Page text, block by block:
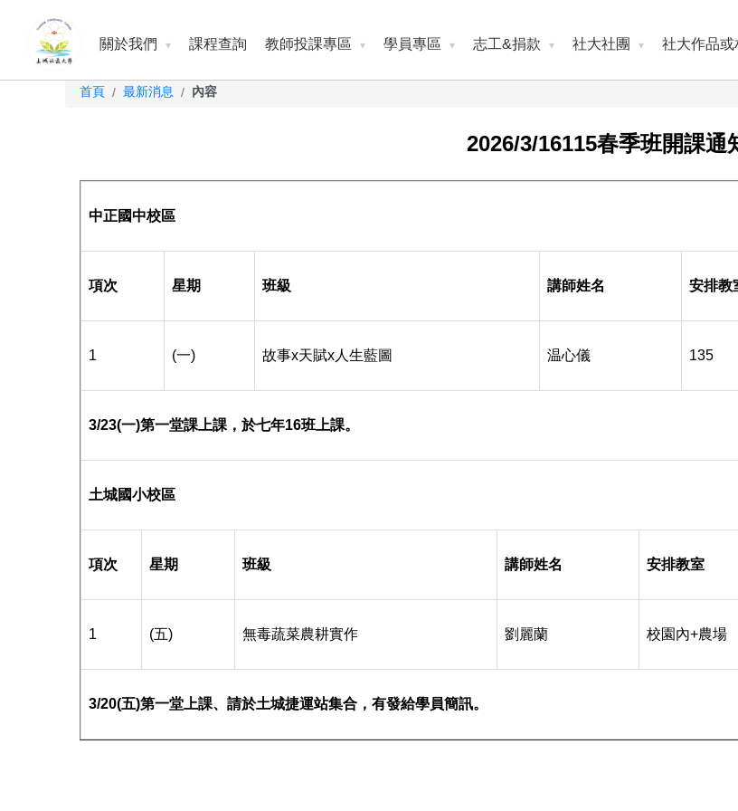
關於我們 課程查詢 教師投課專區 學員專區 志工&捐款 社大社團 社大作品或
首頁 / 最新消息 / 內容
2026/3/16115春季班開課通
中正國中校區
項次 星期 班級 講師姓名 安排教
1 (一) 故事x天賦x人生藍圖 温心儀 135
3/23(一)第一堂課上課，於七年16班上課。
土城國小校區
項次 星期 班級 講師姓名 安排教室
1 (五) 無毒蔬菜農耕實作 劉麗蘭 校園內+農場
3/20(五)第一堂上課、請於土城捷運站集合，有發給學員簡訊。